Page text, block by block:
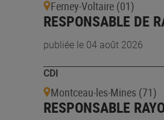
Ferney-Voltaire (01)
RESPONSABLE DE
publiée le 04 août 2026
CDI
Montceau-les-Mines (71)
RESPONSABLE